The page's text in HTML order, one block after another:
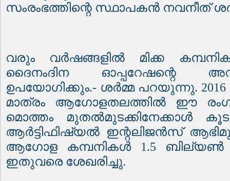
സംരംഭത്തിന്റെ സ്ഥാപകൻ നവനീത്
വരും വർഷങ്ങളിൽ മിക്ക
ദൈനംദിന ഓപ്പറേഷന്റെ
ഉപയോഗിക്കും.- ശർമ്മ പറയുന്നു. 2016
മാത്രം ആഗോളതലത്തിൽ ഈ
മൊത്തം മുതൽമുടക്കിനേക്കാൾ
ആർട്ടിഫിഷ്യൽ ഇന്റലിജൻസ്
ആഗോള കമ്പനികൾ 1.5
ഇതുവരെ ശേഖരിച്ചു.